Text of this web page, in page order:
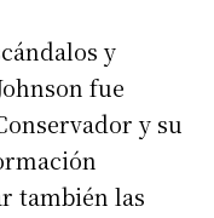
y
fue
y su
también las